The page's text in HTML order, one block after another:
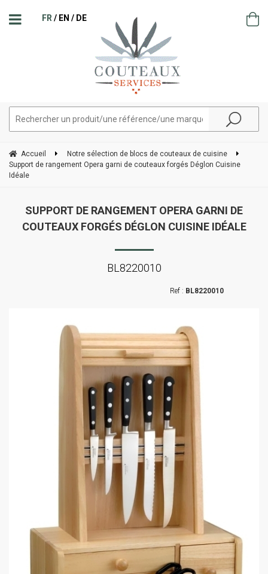
FR EN DE
Accueil
Notre sélection de blocs de couteaux de cuisine
Support de rangement Opera garni de couteaux forgés Déglon Cuisine
Idéale
SUPPORT DE RANGEMENT OPERA GARNI DE
COUTEAUX FORGÉS DÉGLON CUISINE IDÉALE
BL8220010
BL8220010